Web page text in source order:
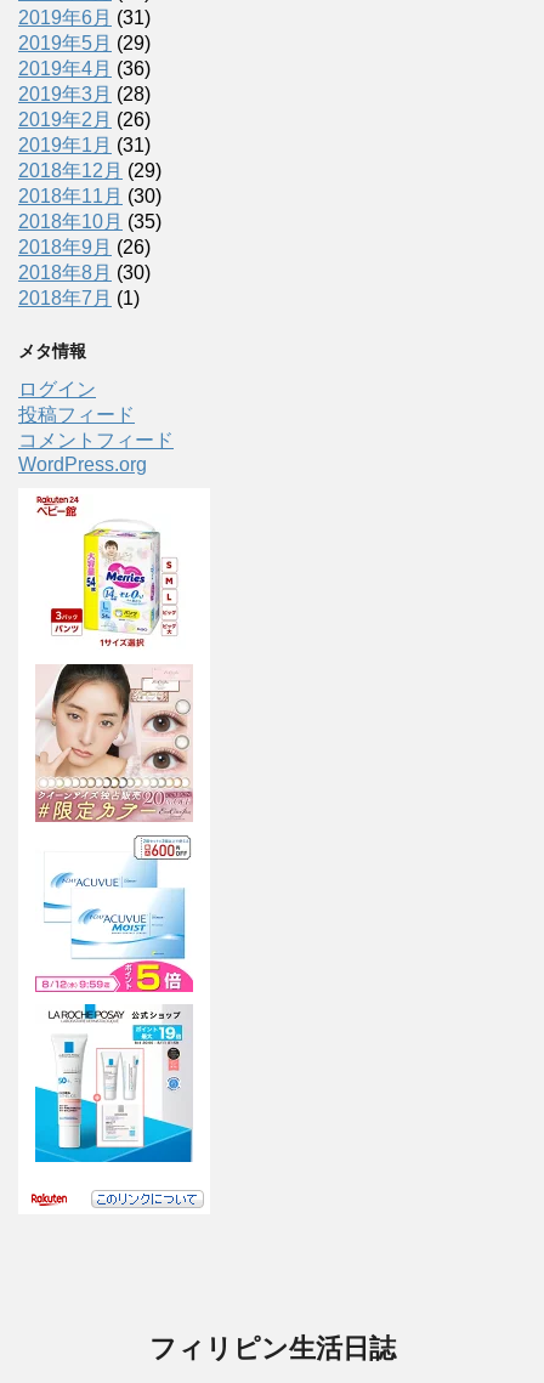
2019年6月 (31)
2019年5月 (29)
2019年4月 (36)
2019年3月 (28)
2019年2月 (26)
2019年1月 (31)
2018年12月 (29)
2018年11月 (30)
2018年10月 (35)
2018年9月 (26)
2018年8月 (30)
2018年7月 (1)
メタ情報
ログイン
投稿フィード
コメントフィード
WordPress.org
フィリピン生活日誌